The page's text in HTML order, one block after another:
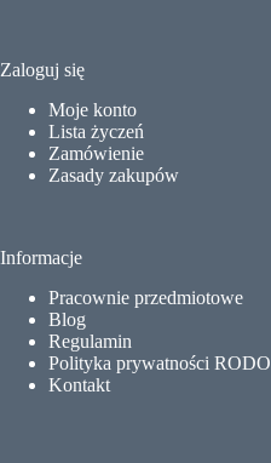
Zaloguj się
Moje konto
Lista życzeń
Zamówienie
Zasady zakupów
Informacje
Pracownie przedmiotowe
Blog
Regulamin
Polityka prywatności RODO
Kontakt